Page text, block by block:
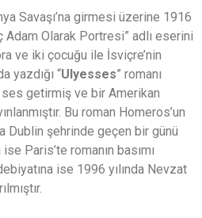
Savaşı’na girmesi üzerine 1916
Adam Olarak Portresi” adlı eserini
ve iki çocuğu ile İsviçre’nin
yazdığı “Ulyesses” romanı
getirmiş ve bir Amerikan
Bu roman Homeros’un
Dublin şehrinde geçen bir günü
Paris’te romanın basımı
ise 1996 yılında Nevzat